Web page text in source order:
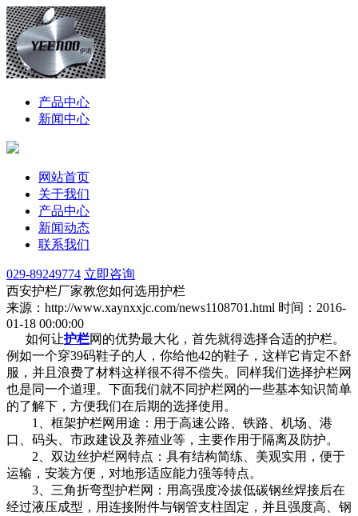
产品中心
新闻中心
网站首页
关于我们
产品中心
新闻动态
联系我们
029-89249774 立即咨询
西安护栏厂家教您如何选用护栏
来源：http://www.xaynxxjc.com/news1108701.html 时间：2016-
01-18 00:00:00
如何让护栏网的优势最大化，首先就得选择合适的护栏。
例如一个穿39码鞋子的人，你给他42的鞋子，这样它肯定不舒
服，并且浪费了材料这样很不得不偿失。同样我们选择护栏网
也是同一个道理。下面我们就不同护栏网的一些基本知识简单
的了解下，方便我们在后期的选择使用。
1、框架护栏网用途：用于高速公路、铁路、机场、港
口、码头、市政建设及养殖业等，主要作用于隔离及防护。
2、双边丝护栏网特点：具有结构简练、美观实用，便于
运输，安装方便，对地形适应能力强等特点。
3、三角折弯型护栏网：用高强度冷拔低碳钢丝焊接后在
经过液压成型，用连接附件与钢管支柱固定，并且强度高、钢